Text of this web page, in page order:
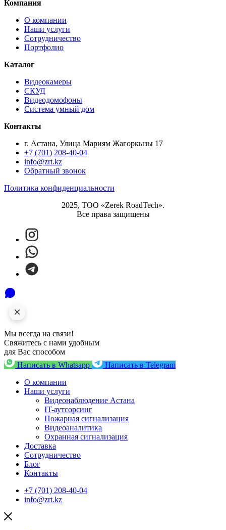
Компания
О компании
Наши услуги
Сотрудничество
Портфолио
Каталог
Видеокамеры
СКУД
Видеодомофоны
Система умный дом
Контакты
г. Астана, Улица Мариям Жагоркызы 17
+7 (701) 208-40-04
info@zrt.kz
Обратный звонок
Политика конфиденциальности
2025, ТОО «Zerek RoadTech».
Все права защищены
Мы всегда на связи!
Свяжитесь с нами удобным
для Вас способом
Написать в Whatsapp
Написать в Telegram
О компании
Наши услуги
Видеонаблюдение Астана
IT-аутсорсинг
Пожарная сигнализация
Видеоаналитика
Охранная сигнализация
Доставка
Сотрудничество
Блог
Контакты
+7 (701) 208-40-04
info@zrt.kz